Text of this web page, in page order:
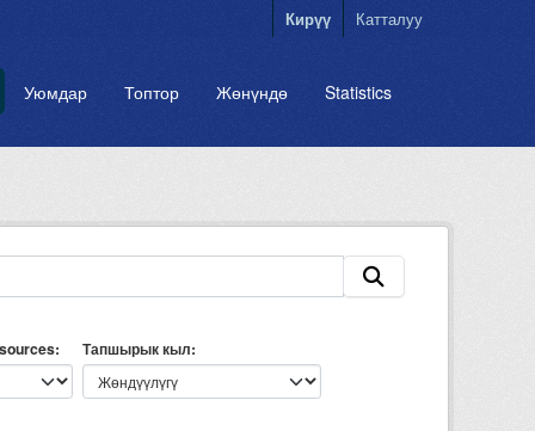
Кирүү Катталуу
Уюмдар Топтор Жөнүндө Statistics
Тапшырык кыл